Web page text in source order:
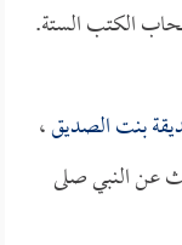
الكتب الستة.
بنت الصديق،
عن النبي صلى